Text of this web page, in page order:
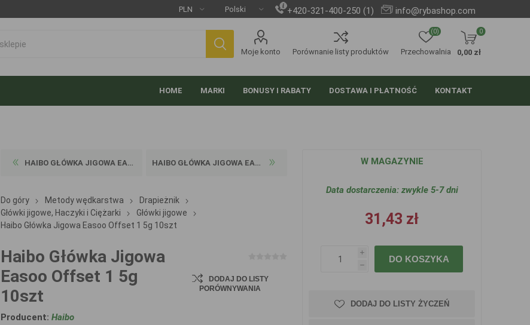
+420-321-400-250 (1) info@rybashop.com
Moje konto Porównanie listy produktów Przechowalnia
(0) 0
0,00 zł
HOME MARKI BONUSY I RABATY DOSTAWA I PŁATNOŚĆ KONTAKT
HAIBO GŁÓWKA JIGOWA EASOO 6... HAIBO GŁÓWKA JIGOWA EASOO O...
Do góry Metody wędkarstwa
Drapieżnik
Główki jigowe, Haczyki i Ciężarki
Główki jigowe
Haibo Główka Jigowa Easoo Offset 1 5g 10szt
Haibo Główka Jigowa
Easoo Offset 1 5g
10szt
Producent: Haibo
DODAJ DO LISTY
PORÓWNYWANIA
W MAGAZYNIE
Data dostarczenia: zwykle 5-7 dni
31,43 zł
i
h
DO KOSZYKA
DODAJ DO LISTY ŻYCZEŃ